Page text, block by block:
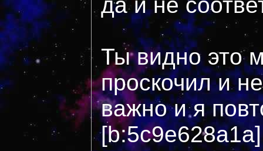
Ты видно это
проскочил и
важно и я